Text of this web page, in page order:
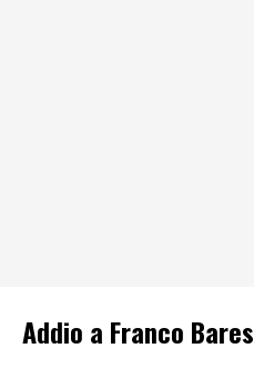
Addio a Franco